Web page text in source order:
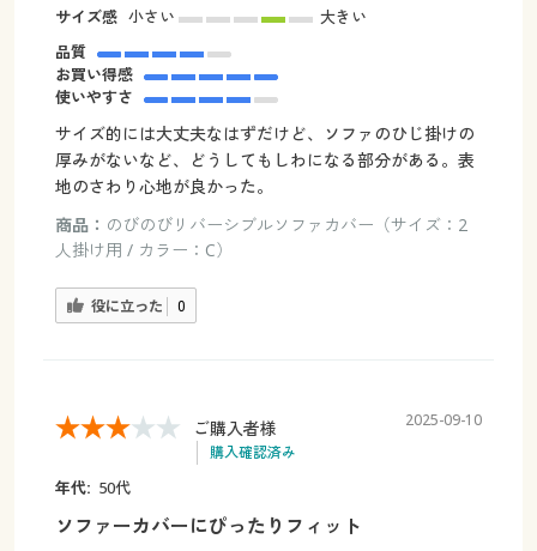
サイズ感 小さい
大きい
品質
お買い得感
使いやすさ
サイズ的には大丈夫なはずだけど、ソファのひじ掛けの
厚みがないなど、どうしてもしわになる部分がある。表
地のさわり心地が良かった。
商品： のびのびリバーシブルソファカバー（サイズ：2
人掛け用 / カラー：C）
役に立った 0
ご購入者様
購入確認済み
2025-09-10
年代: 50代
ソファーカバーにぴったりフィット